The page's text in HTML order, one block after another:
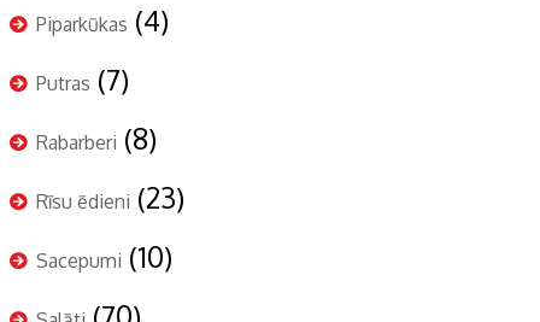
Piparkūkas (4)
Putras (7)
Rabarberi (8)
Rīsu ēdieni (23)
Sacepumi (10)